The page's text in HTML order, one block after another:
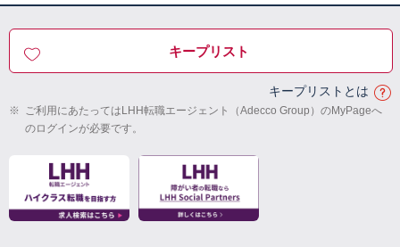
キープリスト
キープリストとは
※ ご利用にあたってはLHH転職エージェント（Adecco Group）のMyPageへ
のログインが必要です。